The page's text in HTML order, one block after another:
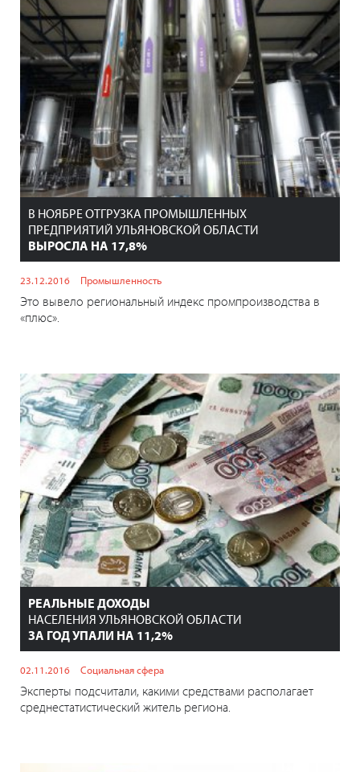
В НОЯБРЕ ОТГРУЗКА ПРОМЫШЛЕННЫХ
ПРЕДПРИЯТИЙ УЛЬЯНОВСКОЙ ОБЛАСТИ
ВЫРОСЛА НА 17,8%
23.12.2016 Промышленность
Это вывело региональный индекс промпроизводства в
«плюс».
РЕАЛЬНЫЕ ДОХОДЫ
НАСЕЛЕНИЯ УЛЬЯНОВСКОЙ ОБЛАСТИ
ЗА ГОД УПАЛИ НА 11,2%
02.11.2016 Социальная сфера
Эксперты подсчитали, какими средствами располагает
среднестатистический житель региона.